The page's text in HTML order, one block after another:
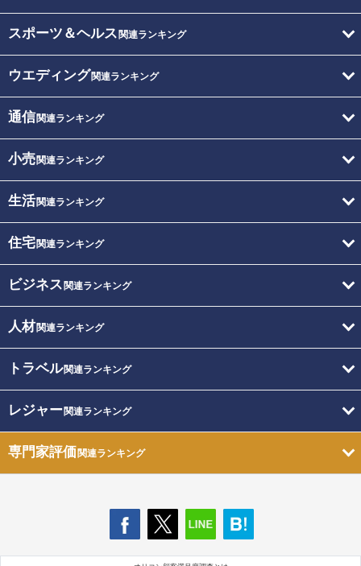
スポーツ＆ヘルス 関連ランキング
ウエディング関連ランキング
通信関連ランキング
小売関連ランキング
生活関連ランキング
住宅関連ランキング
ビジネス 関連ランキング
人材関連ランキング
トラベル関連ランキング
レジャー関連ランキング
専門家評価関連ランキング